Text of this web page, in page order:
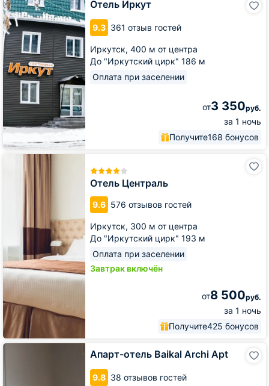
Отель Иркут
9.3 361 отзыв гостей
Иркутск, 400 м от центра
До "Иркутский цирк" 186 м
Оплата при заселении
от3 350руб.
за 1 ночь
Получите168 бонусов
Иркут
Отель Централь
9.6 576 отзывов гостей
Иркутск, 300 м от центра
До "Иркутский цирк" 193 м
Оплата при заселении
Завтрак включён
от8 500руб.
за 1 ночь
Получите425 бонусов
Централь
Апарт-отель Baikal Archi Apt
9.8 38 отзывов гостей
Апарт-